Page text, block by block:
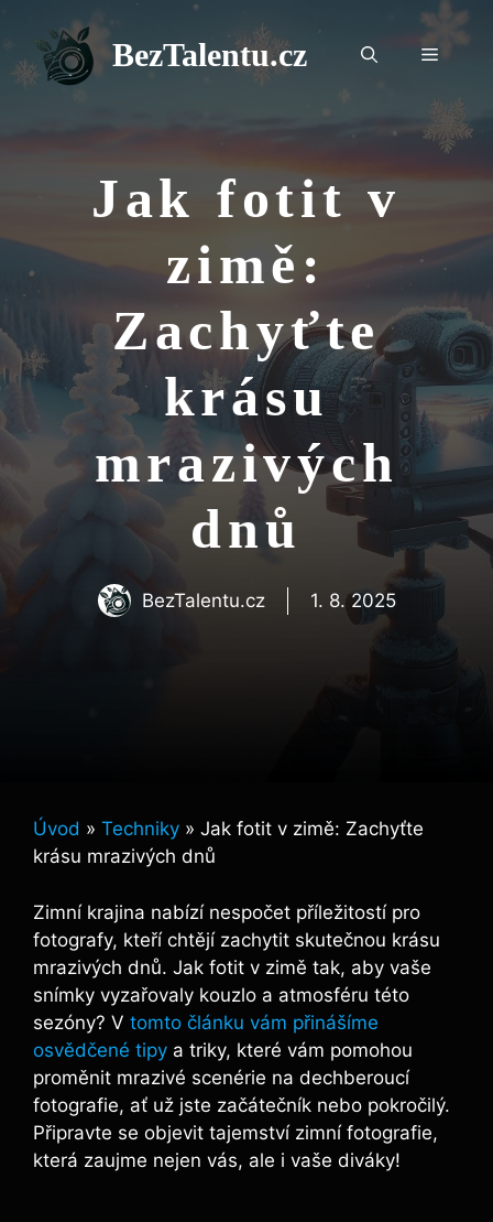
obsah
BezTalentu.cz Menu
Jak fotit v
zimě:
Zachyťte
krásu
mrazivých
dnů
BezTalentu.cz 1. 8. 2025
Úvod » Techniky » Jak fotit v zimě: Zachyťte
krásu mrazivých dnů
Zimní krajina nabízí nespočet příležitostí pro
fotografy, kteří chtějí zachytit skutečnou krásu
mrazivých dnů. Jak fotit v zimě tak, aby vaše
snímky vyzařovaly kouzlo a atmosféru této
sezóny? V tomto článku vám přinášíme
osvědčené tipy a triky, které vám pomohou
proměnit mrazivé scenérie na dechberoucí
fotografie, ať už jste začátečník nebo pokročilý.
Připravte se objevit tajemství zimní fotografie,
která zaujme nejen vás, ale i vaše diváky!